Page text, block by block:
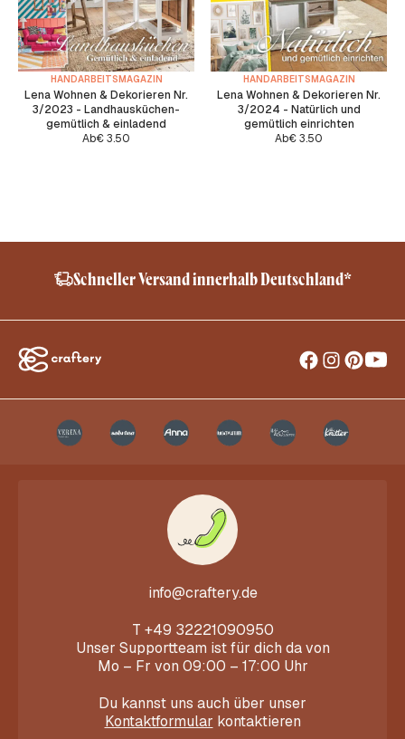
HANDARBEITSMAGAZIN
Lena Wohnen & Dekorieren Nr.
3/2023 - Landhausküchen-
gemütlich & einladend
Ab€3.50
HANDARBEITSMAGAZIN
Lena Wohnen & Dekorieren Nr.
3/2024 - Natürlich und
gemütlich einrichten
Ab€3.50
Schneller Versand innerhalb Deutschland*
info@craftery.de
T +49 32221090950
Unser Supportteam ist für dich da von
Mo – Fr von 09:00 – 17:00 Uhr
Du kannst uns auch über unser
Kontaktformular kontaktieren